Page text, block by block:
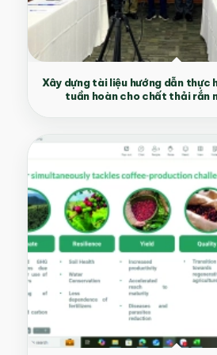
Xây dựng tài liệu hướng dẫn thực
tuần hoàn cho chất thải rắn